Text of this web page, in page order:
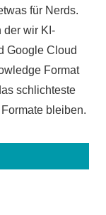
für Nerds.
der wir KI-
Google Cloud
Format
schlichteste
bleiben.